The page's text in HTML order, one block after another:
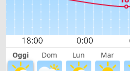
Oggi Dom Lun Mar